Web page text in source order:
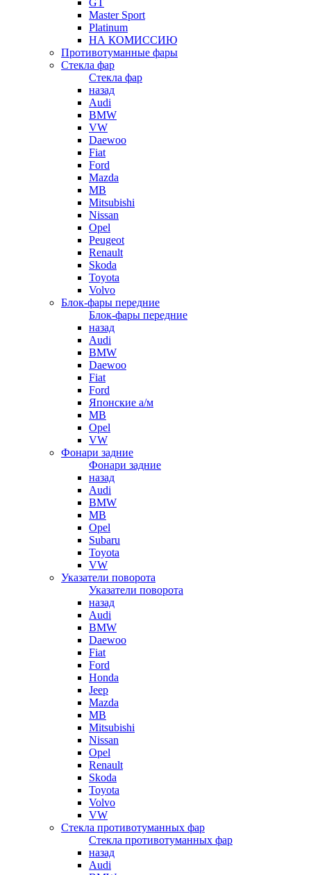
GT
Master Sport
Platinum
НА КОМИССИЮ
Противотуманные фары
Стекла фар
Стекла фар
назад
Audi
BMW
VW
Daewoo
Fiat
Ford
Mazda
MB
Mitsubishi
Nissan
Opel
Peugeot
Renault
Skoda
Toyota
Volvo
Блок-фары передние
Блок-фары передние
назад
Audi
BMW
Daewoo
Fiat
Ford
Японские а/м
MB
Opel
VW
Фонари задние
Фонари задние
назад
Audi
BMW
MB
Opel
Subaru
Toyota
VW
Указатели поворота
Указатели поворота
назад
Audi
BMW
Daewoo
Fiat
Ford
Honda
Jeep
Mazda
MB
Mitsubishi
Nissan
Opel
Renault
Skoda
Toyota
Volvo
VW
Стекла противотуманных фар
Стекла противотуманных фар
назад
Audi